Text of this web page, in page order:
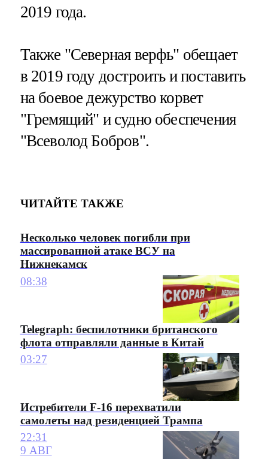
2019 года.
Также "Северная верфь" обещает
в 2019 году достроить и поставить
на боевое дежурство корвет
"Гремящий" и судно обеспечения
"Всеволод Бобров".
ЧИТАЙТЕ ТАКЖЕ
Несколько человек погибли при
массированной атаке ВСУ на
Нижнекамск
08:38
Telegraph: беспилотники британского
флота отправляли данные в Китай
03:27
Истребители F-16 перехватили
самолеты над резиденцией Трампа
22:31
9 АВГ